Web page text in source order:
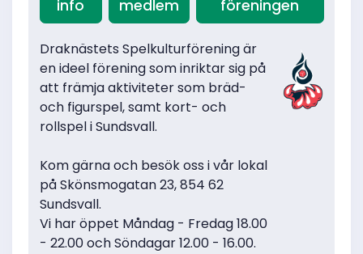
info medlem föreningen
Draknästets Spelkulturförening är
en ideel förening som inriktar sig på
att främja aktiviteter som bräd-
och figurspel, samt kort- och
rollspel i Sundsvall.
Kom gärna och besök oss i vår lokal
på Skönsmogatan 23, 854 62
Sundsvall.
Vi har öppet Måndag - Fredag 18.00
- 22.00 och Söndagar 12.00 - 16.00.